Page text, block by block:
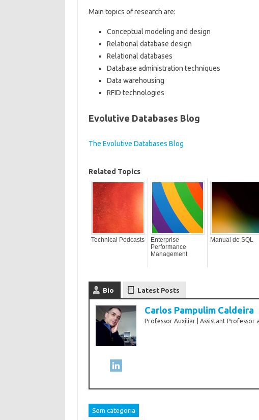
Main topics of research are:
Conceptual modeling and design
Relational database design
Relational databases
Database administration techniques
Data warehousing
RFID technologies
Evolutive Databases Blog
The Evolutive Databases Blog
Related Topics
Technical Podcasts
Enterprise
Performance
Management
Manual de SQL
Bio Latest Posts
Carlos Pampulim Caldeira
Professor Auxiliar | Assistant Professor
Sem categoria